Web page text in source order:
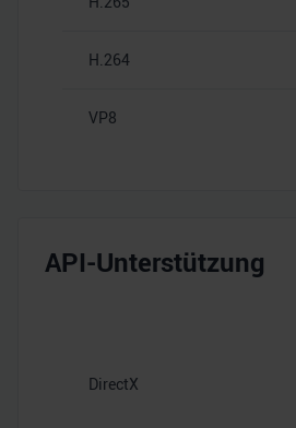
gesammelt haben.
H.264
VP8
API-Unterstützung
DirectX